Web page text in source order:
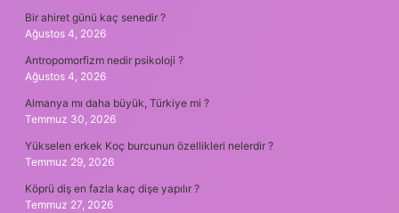
Bir ahiret günü kaç senedir ?
Ağustos 4, 2026
Antropomorfizm nedir psikoloji ?
Ağustos 4, 2026
Almanya mı daha büyük, Türkiye mi ?
Temmuz 30, 2026
Yükselen erkek Koç burcunun özellikleri nelerdir ?
Temmuz 29, 2026
Köprü diş en fazla kaç dişe yapılır ?
Temmuz 27, 2026